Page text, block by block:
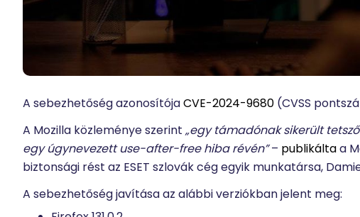
A sebezhetőség azonosítójaCVE-2024-9680 (CVSS
A Mozilla közleménye szerint „egy támadónak sikerült
egy úgynevezett use-after-free hiba révén”– publikáltaa
biztonsági rést az ESET szlovák cég egyik munkatársa,
A sebezhetőség javítása az alábbi verziókban jelent meg: